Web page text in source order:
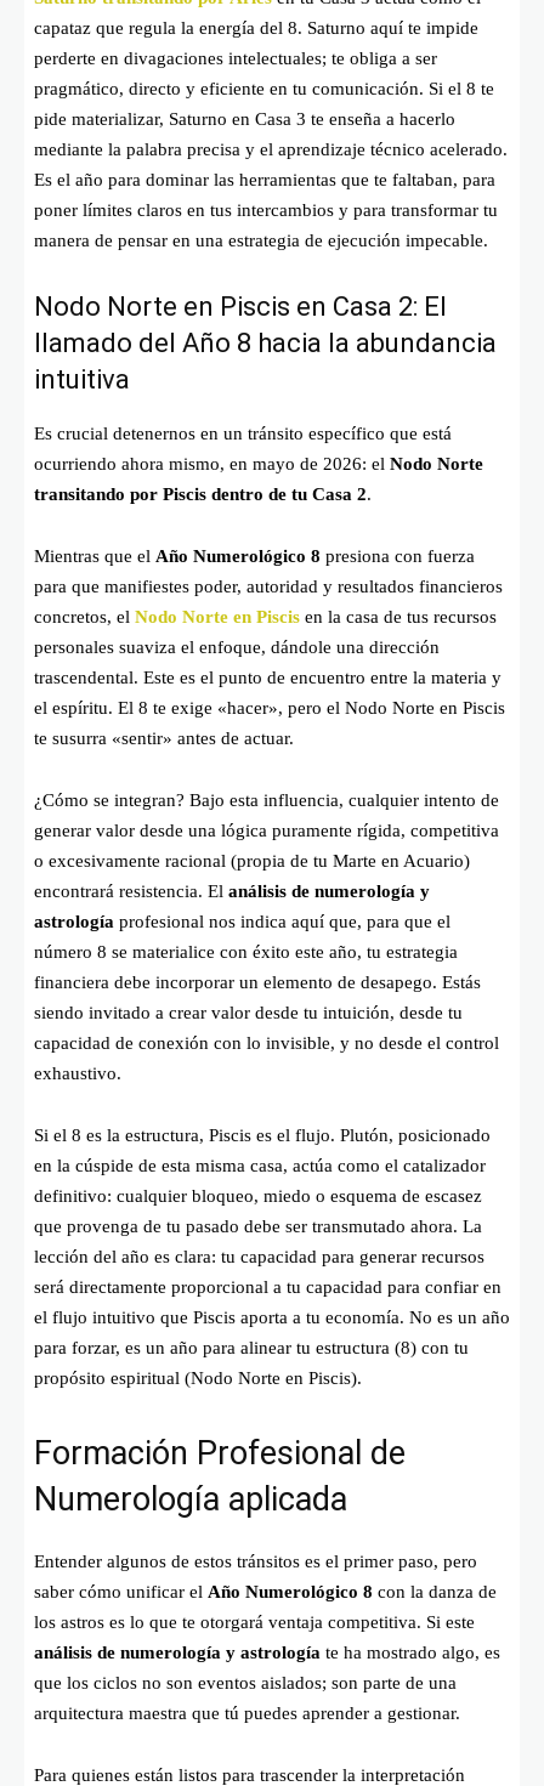
capataz que regula la energía del 8. Saturno aquí te impide
perderte en divagaciones intelectuales; te obliga a ser
pragmático, directo y eficiente en tu comunicación. Si el 8 te
pide materializar, Saturno en Casa 3 te enseña a hacerlo
mediante la palabra precisa y el aprendizaje técnico acelerado.
Es el año para dominar las herramientas que te faltaban, para
poner límites claros en tus intercambios y para transformar tu
manera de pensar en una estrategia de ejecución impecable.
Nodo Norte en Piscis en Casa 2: El
llamado del Año 8 hacia la abundancia
intuitiva
Es crucial detenernos en un tránsito específico que está
ocurriendo ahora mismo, en mayo de 2026: el Nodo Norte
transitando por Piscis dentro de tu Casa 2.
Mientras que el Año Numerológico 8 presiona con fuerza
para que manifiestes poder, autoridad y resultados financieros
concretos, el Nodo Norte en Piscis en la casa de tus recursos
personales suaviza el enfoque, dándole una dirección
trascendental. Este es el punto de encuentro entre la materia y
el espíritu. El 8 te exige «hacer», pero el Nodo Norte en Piscis
te susurra «sentir» antes de actuar.
¿Cómo se integran? Bajo esta influencia, cualquier intento de
generar valor desde una lógica puramente rígida, competitiva
o excesivamente racional (propia de tu Marte en Acuario)
encontrará resistencia. El análisis de numerología y
astrología profesional nos indica aquí que, para que el
número 8 se materialice con éxito este año, tu estrategia
financiera debe incorporar un elemento de desapego. Estás
siendo invitado a crear valor desde tu intuición, desde tu
capacidad de conexión con lo invisible, y no desde el control
exhaustivo.
Si el 8 es la estructura, Piscis es el flujo. Plutón, posicionado
en la cúspide de esta misma casa, actúa como el catalizador
definitivo: cualquier bloqueo, miedo o esquema de escasez
que provenga de tu pasado debe ser transmutado ahora. La
lección del año es clara: tu capacidad para generar recursos
será directamente proporcional a tu capacidad para confiar en
el flujo intuitivo que Piscis aporta a tu economía. No es un año
para forzar, es un año para alinear tu estructura (8) con tu
propósito espiritual (Nodo Norte en Piscis).
Formación Profesional de
Numerología aplicada
Entender algunos de estos tránsitos es el primer paso, pero
saber cómo unificar el Año Numerológico 8 con la danza de
los astros es lo que te otorgará ventaja competitiva. Si este
análisis de numerología y astrología te ha mostrado algo, es
que los ciclos no son eventos aislados; son parte de una
arquitectura maestra que tú puedes aprender a gestionar.
Para quienes están listos para trascender la interpretación